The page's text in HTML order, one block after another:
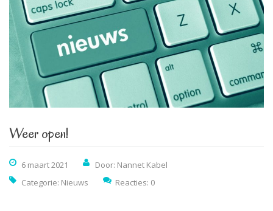
Weer open!
6 maart 2021
Door: Nannet Kabel
Categorie: Nieuws Reacties: 0